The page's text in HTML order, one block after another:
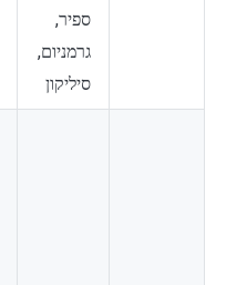
ספיר,
גרמניום,
סיליקון